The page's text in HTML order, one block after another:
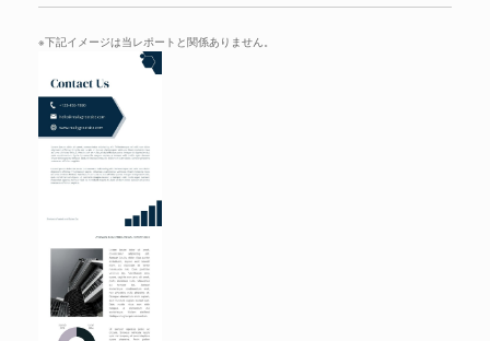
※下記イメージは当レポートと関係ありません。